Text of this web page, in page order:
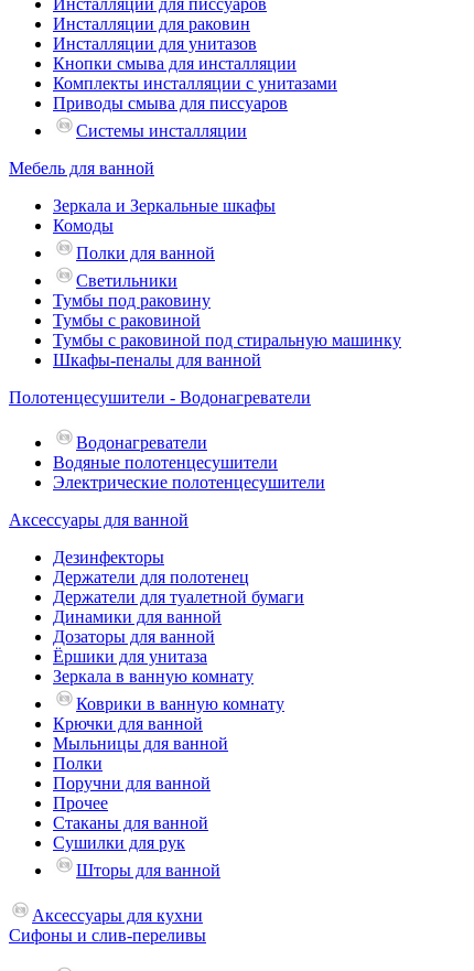
Инсталляции для писсуаров
Инсталляции для раковин
Инсталляции для унитазов
Кнопки смыва для инсталляции
Комплекты инсталляции с унитазами
Приводы смыва для писсуаров
Системы инсталляции
Мебель для ванной
Зеркала и Зеркальные шкафы
Комоды
Полки для ванной
Светильники
Тумбы под раковину
Тумбы с раковиной
Тумбы с раковиной под стиральную машинку
Шкафы-пеналы для ванной
Полотенцесушители - Водонагреватели
Водонагреватели
Водяные полотенцесушители
Электрические полотенцесушители
Аксессуары для ванной
Дезинфекторы
Держатели для полотенец
Держатели для туалетной бумаги
Динамики для ванной
Дозаторы для ванной
Ёршики для унитаза
Зеркала в ванную комнату
Коврики в ванную комнату
Крючки для ванной
Мыльницы для ванной
Полки
Поручни для ванной
Прочее
Стаканы для ванной
Сушилки для рук
Шторы для ванной
Аксессуары для кухни
Сифоны и слив-переливы